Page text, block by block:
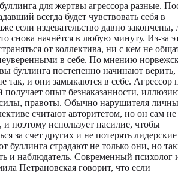
для жертвы агрессора разные.
всегда будет чувствовать себя в
если издевательство давно закончены,
снова начнётся в любую минуту. Из-за
от коллектива, ни с кем не
в себе. По мнению
буллинга постепенно начинают верить,
так, и они замыкаются в себе. Агрессор
получает опыт безнаказанности,
правоты. Обычно нарушителя
считают авторитетом, но он сам не
и поэтому использует насилие, чтобы
за счет других и не потерять лидерские
буллинга страдают не только они, но
и наблюдатель. Современный психолог
Петрановская говорит, что если